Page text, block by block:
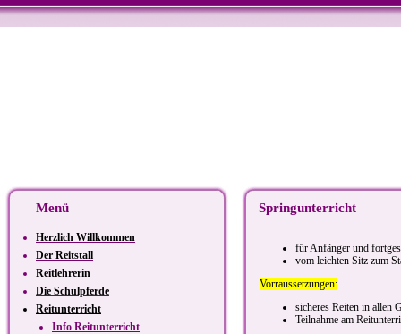
Menü
Herzlich Willkommen
Der Reitstall
Reitlehrerin
Die Schulpferde
Reitunterricht
Info Reitunterricht
Springunterricht
für Anfänger und
vom leichten Sitz zum
Vorraussetzungen:
sicheres Reiten in allen
Teilnahme am